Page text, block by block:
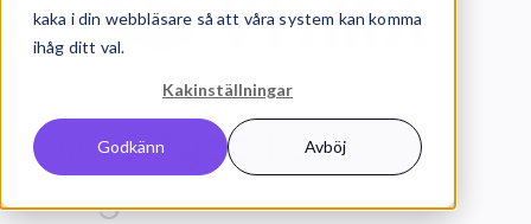
kaka i din webbläsare så att våra system kan komma
ihåg ditt val.
Kakinställningar
Godkänn Avböj
Visma Agda PS
integration